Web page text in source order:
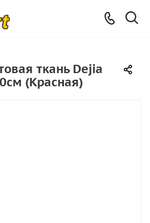
ткань Dejia
(Красная)